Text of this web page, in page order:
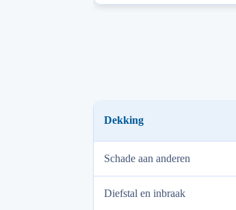
Dekking
Schade aan anderen
Diefstal en inbraak